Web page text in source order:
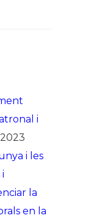
i
i les
la
en la